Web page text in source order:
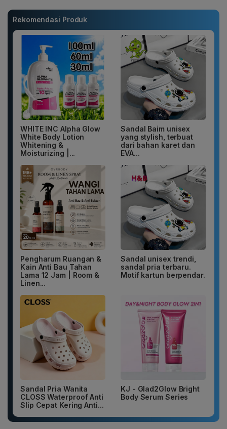
Rekomendasi Produk
WHITE INC Alpha Glow
White Body Lotion
Whitening &
Moisturizing |...
Sandal Baim unisex
yang stylish, terbuat
dari bahan karet dan
EVA...
Pengharum Ruangan &
Kain Anti Bau Tahan
Lama 12 Jam | Room &
Linen...
Sandal unisex trendi,
sandal pria terbaru.
Motif kartun berpendar.
Sandal Pria Wanita
CLOSS Waterproof Anti
Slip Cepat Kering Anti...
KJ - Glad2Glow Bright
Body Serum Series